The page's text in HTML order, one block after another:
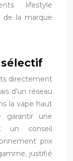
lifestyle
de la marque
directement
d’un réseau
la vape haut
garantir une
un conseil
prix
justifié